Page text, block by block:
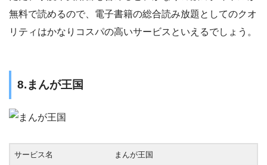
無料で読めるので、電子書籍の総合読み放題としてのクオ
リティはかなりコスパの高いサービスといえるでしょう。
8.まんが王国
サービス名 まんが王国